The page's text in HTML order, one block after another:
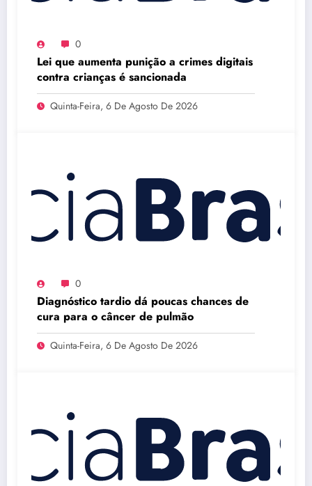
0
Lei que aumenta punição a crimes digitais
contra crianças é sancionada
Quinta-Feira, 6 De Agosto De 2026
0
Diagnóstico tardio dá poucas chances de
cura para o câncer de pulmão
Quinta-Feira, 6 De Agosto De 2026